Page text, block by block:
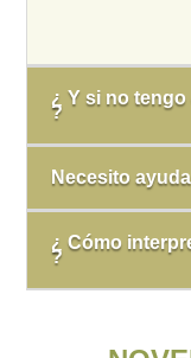
¿ Y si no
?
Necesito
¿ Cómo
?